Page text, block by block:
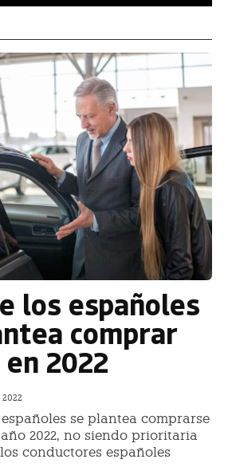
los españoles
comprar
2022
españoles se plantea comprarse
2022, no siendo prioritaria
conductores españoles